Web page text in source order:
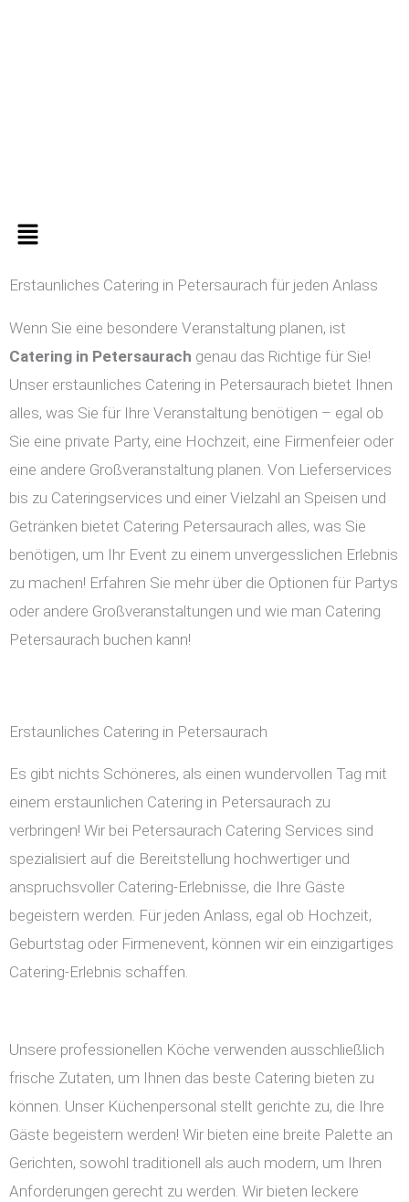
Menü
Erstaunliches Catering in Petersaurach für jeden Anlass
Wenn Sie eine besondere Veranstaltung planen, ist
Catering in Petersaurach genau das Richtige für Sie!
Unser erstaunliches Catering in Petersaurach bietet Ihnen
alles, was Sie für Ihre Veranstaltung benötigen – egal ob
Sie eine private Party, eine Hochzeit, eine Firmenfeier oder
eine andere Großveranstaltung planen. Von Lieferservices
bis zu Cateringservices und einer Vielzahl an Speisen und
Getränken bietet Catering Petersaurach alles, was Sie
benötigen, um Ihr Event zu einem unvergesslichen Erlebnis
zu machen! Erfahren Sie mehr über die Optionen für Partys
oder andere Großveranstaltungen und wie man Catering
Petersaurach buchen kann!
Erstaunliches Catering in Petersaurach
Es gibt nichts Schöneres, als einen wundervollen Tag mit
einem erstaunlichen Catering in Petersaurach zu
verbringen! Wir bei Petersaurach Catering Services sind
spezialisiert auf die Bereitstellung hochwertiger und
anspruchsvoller Catering-Erlebnisse, die Ihre Gäste
begeistern werden. Für jeden Anlass, egal ob Hochzeit,
Geburtstag oder Firmenevent, können wir ein einzigartiges
Catering-Erlebnis schaffen.
Unsere professionellen Köche verwenden ausschließlich
frische Zutaten, um Ihnen das beste Catering bieten zu
können. Unser Küchenpersonal stellt gerichte zu, die Ihre
Gäste begeistern werden! Wir bieten eine breite Palette an
Gerichten, sowohl traditionell als auch modern, um Ihren
Anforderungen gerecht zu werden. Wir bieten leckere